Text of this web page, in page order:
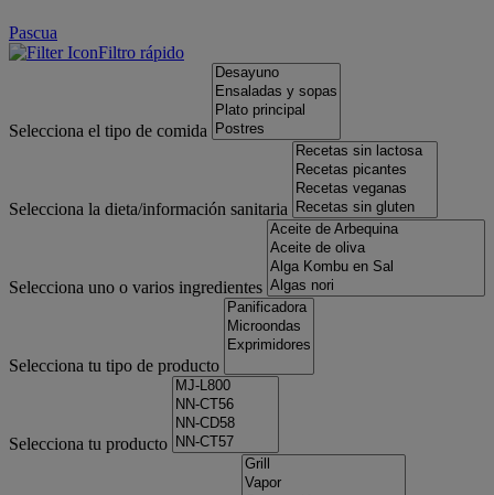
Pascua
Filtro rápido
Selecciona el tipo de comida
Selecciona la dieta/información sanitaria
Selecciona uno o varios ingredientes
Selecciona tu tipo de producto
Selecciona tu producto